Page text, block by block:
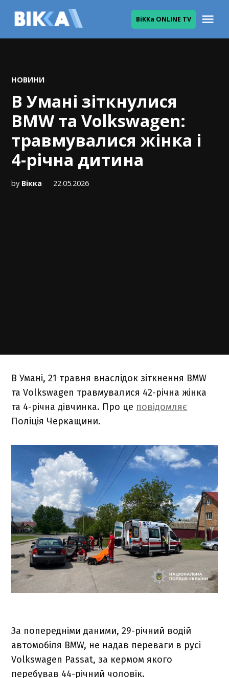
ВіККа ONLINE TV
POSTED
НОВИНИ
В Умані зіткнулися
BMW та Volkswagen:
травмувалися жінка і
4-річна дитина
by Вікка 22.05.2026
В Умані, 21 травня внаслідок зіткнення BMW
та Volkswagen травмувалися 42-річна жінка
та 4-річна дівчинка. Про це повідомляє
Поліція Черкащини.
За попередніми даними, 29-річний водій
автомобіля BMW, не надав переваги в русі
Volkswagen Passat, за кермом якого
перебував 44-річний чоловік.